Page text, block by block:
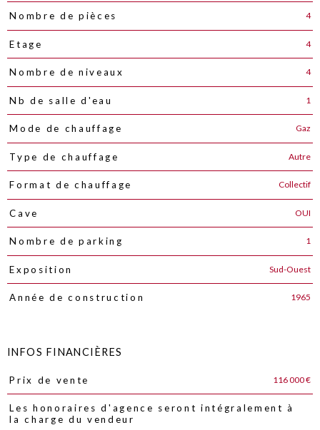
Nombre de pièces 4
Etage 4
Nombre de niveaux 4
Nb de salle d'eau 1
Mode de chauffage Gaz
Type de chauffage Autre
Format de chauffage Collectif
Cave OUI
Nombre de parking 1
Exposition Sud-Ouest
Année de construction 1965
INFOS FINANCIÈRES
Caractéristiques Valeurs
Prix de vente 116 000 €
Les honoraires d'agence seront intégralement à
la charge du vendeur